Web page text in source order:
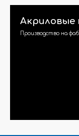
Акриловые
Производство на